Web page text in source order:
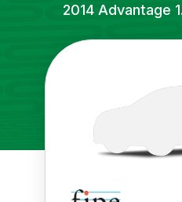
2014 Advantage